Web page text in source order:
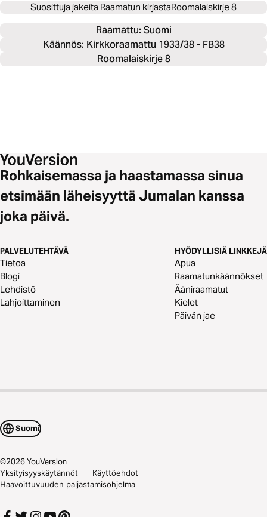
Suosittuja jakeita Raamatun kirjastaRoomalaiskirje 8
Raamattu: Suomi
Käännös: Kirkkoraamattu 1933/38 - FB38
Roomalaiskirje 8
Rohkaisemassa ja haastamassa sinua
etsimään läheisyyttä Jumalan kanssa
joka päivä.
PALVELUTEHTÄVÄ
Tietoa
Blogi
Lehdistö
Lahjoittaminen
HYÖDYLLISIÄ LINKKEJÄ
Apua
Raamatunkäännökset
Ääniraamatut
Kielet
Päivän jae
Suomi
©2026YouVersion
Yksityisyyskäytännöt
Käyttöehdot
Haavoittuvuuden paljastamisohjelma